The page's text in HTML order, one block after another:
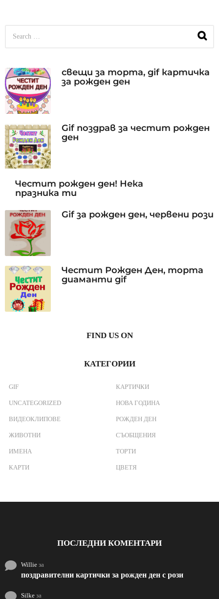
h
f
o
свещи за торта, gif картичка
за рожден ден
Gif поздрав за честит рожден
ден
Честит рожден ден! Нека
празника ти
Gif за рожден ден, червени рози
Честит Рожден Ден, торта
диаманти gif
FIND US ON
КАТЕГОРИИ
GIF
UNCATEGORIZED
ВИДЕОКЛИПОВЕ
ЖИВОТНИ
ИМЕНА
КАРТИ
КАРТИЧКИ
НОВА ГОДИНА
РОЖДЕН ДЕН
СЪОБЩЕНИЯ
ТОРТИ
ЦВЕТЯ
ПОСЛЕДНИ КОМЕНТАРИ
Willie за
поздравителни картички за рожден ден с рози
Silke за